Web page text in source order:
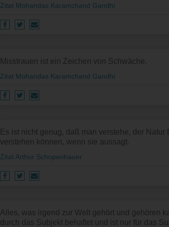
Zitat Mohandas Karamchand Gandhi
Misstrauen ist ein Zeichen von Schwäche.
Zitat Mohandas Karamchand Gandhi
Es ist nicht genug, daß man verstehe, der
verstehen können, wenn sie aussagt.
Zitat Arthur Schopenhauer
Alles, was irgend zur Welt gehört und gehören
durch das Subjekt behaftet und ist nur für das